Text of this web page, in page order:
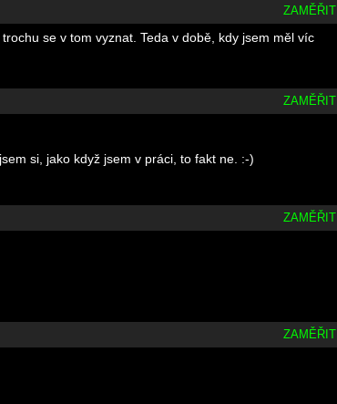
ZAMĚŘIT
se v tom vyznat. Teda v době, kdy jsem měl víc
ZAMĚŘIT
si, jako když jsem v práci, to fakt ne. :-)
ZAMĚŘIT
ZAMĚŘIT